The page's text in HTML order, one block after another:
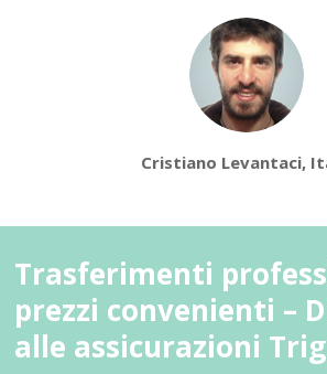
Cristiano Levantaci,
Trasferimenti
prezzi convenienti –
alle assicurazioni